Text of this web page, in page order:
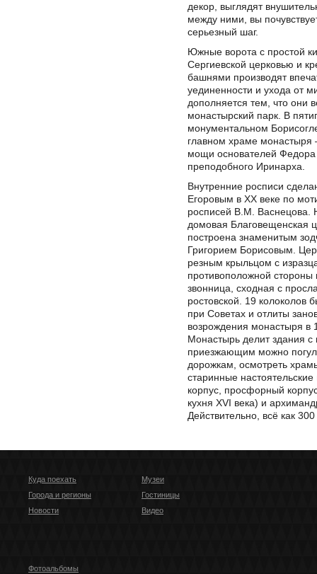
декор, выглядят
между ними, вы
серьезный шаг.
Южные ворота с простой
Сергиевской церковью и
башнями производят
уединенности и ухода от
дополняется тем, что они
монастырский парк. В
монументальном
главном храме монастыря
мощи основателей
преподобного Иринарха.
Внутренние росписи
Егоровым в XX веке по
росписей В.М. Васнецова.
домовая Благовещенская
построена знаменитым
Григорием Борисовым.
резным крыльцом с
противоположной стороны
звонница, сходная с
ростовской. 19 колоколов
при Советах и отлиты
возрождения монастыря в
Монастырь делит здания с
приезжающим можно
дорожкам, осмотреть
старинные настоятельские
корпус, просфорный
кухня XVI века) и
Действительно, всё как
Куда поехать
Города и регионы
Новости
Музеи
Гостиницы
Видео
Фотоальбомы